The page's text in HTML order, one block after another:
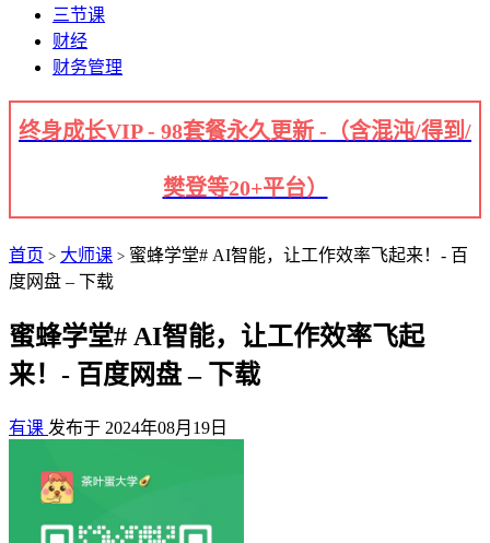
三节课
财经
财务管理
终身成长VIP - 98套餐永久更新 -（含混沌/得到/
樊登等20+平台）
首页 > 大师课 > 蜜蜂学堂# AI智能，让工作效率飞起来！- 百
度网盘 – 下载
蜜蜂学堂# AI智能，让工作效率飞起
来！- 百度网盘 – 下载
有课 发布于 2024年08月19日